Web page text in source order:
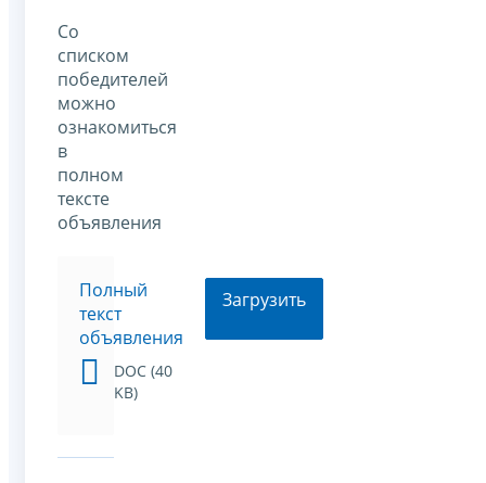
Со
списком
победителей
можно
ознакомиться
в
полном
тексте
объявления
Полный
текст
объявления
DOC (40
KB)
Загрузить